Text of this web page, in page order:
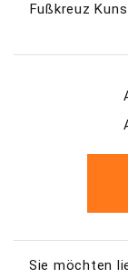
Fußkreuz
Sie möchten